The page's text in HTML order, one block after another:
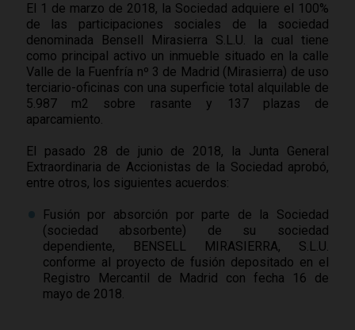
El 1 de marzo de 2018, la Sociedad adquiere el 100%
de las participaciones sociales de la sociedad
denominada Bensell Mirasierra S.L.U. la cual tiene
como principal activo un inmueble situado en la calle
Valle de la Fuenfría nº 3 de Madrid (Mirasierra) de uso
terciario-oficinas con una superficie total alquilable de
5.987 m2 sobre rasante y 137 plazas de
aparcamiento.
El pasado 28 de junio de 2018, la Junta General
Extraordinaria de Accionistas de la Sociedad aprobó,
entre otros, los siguientes acuerdos:
Fusión por absorción por parte de la Sociedad
(sociedad absorbente) de su sociedad
dependiente, BENSELL MIRASIERRA, S.L.U.
conforme al proyecto de fusión depositado en el
Registro Mercantil de Madrid con fecha 16 de
mayo de 2018.